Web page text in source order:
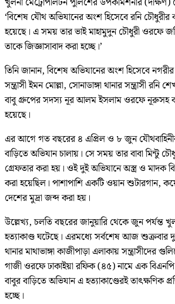
‘বিশেষ যৌথ অভিযানের অংশ হিসেবে রনি চৌধুরীর
হয়েছে। এ সময় তার ভাই মাহামুদুন চৌধুরী ওরফে
তাকে জিজ্ঞাসাবাদ করা হচ্ছে।’
তিনি জানান, বিশেষ অভিযানের অংশ হিসেবে নগরীর
সন্ত্রাসী ইমন মোল্লা, সোনাডাঙ্গা থানার সন্ত্রাসী
বাবু গ্রুপের সদস্য নূর আলম ইসলাম ওরফে
হয়েছে।
এর আগে গত বছরের ৪ এপ্রিল ও ৮ জুন
বাড়িতে অভিযান চালায়। সে সময় তার বাবা মিন্টু
গ্রেফতার করা হয়। ওই দুই অভিযানে অস্ত্র ও মাদক
করা হয়েছিল। পাশাপাশি একটি ওয়ান শুটারগান,
দেশের মুদ্রা জব্দ করা হয়।
উল্লেখ্য, চলতি বছরের জানুয়ারি থেকে জুন পর্যন্ত
হত্যাকাণ্ড ঘটেছে। এরমধ্যে সর্বশেষ আজ শুক্রবার
থানার মাথাভাঙ্গা কাজীপাড়া এলাকায় সন্ত্রাসীদের
গাজী ওরফে ঢাকাইয়া রফিক (৪৫) নামে এক বিএনপি
বাবুর বাড়িতে অভিযান এ হত্যাকাণ্ডেরই তাৎক্ষণিক
হচ্ছে।